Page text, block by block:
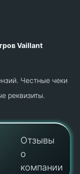
Vaillant
Честные чеки
реквизиты.
Отзывы
о
компании